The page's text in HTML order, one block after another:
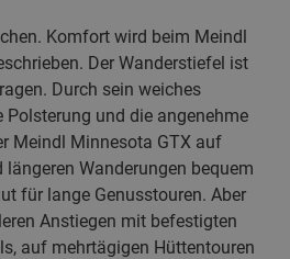
Komfort wird beim Meindl
Der Wanderstiefel ist
Durch sein weiches
und die angenehme
Meindl Minnesota GTX auf
Wanderungen bequem
für lange Genusstouren. Aber
Anstiegen mit befestigten
auf mehrtägigen Hüttentouren